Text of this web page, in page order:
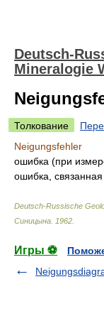
Deutsch-
Mineralogie
Толкование
Neigungsfehler
ошибка (при
ошибка,
Deutsch-Russische
Синицына 1962
Игры ⚽